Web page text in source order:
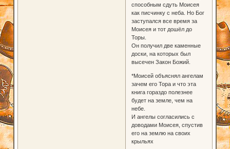
способным сдуть Моисея
как писчинку с неба. Но Бог
заступался все время за
Моисея и тот дошёл до
Торы.
Он получил две каменные
доски, на которых был
высечен Закон Божий.
*Моисей объяснял ангелам
зачем его Тора и что эта
книга гораздо полезнее
будет на земле, чем на
небе.
И ангелы согласились с
доводами Моисея, спустив
его на землю на своих
крыльях